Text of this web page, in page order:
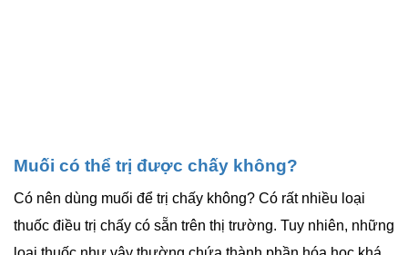
Muối có thể trị được chấy không?
Có nên dùng muối để trị chấy không? Có rất nhiều loại
thuốc điều trị chấy có sẵn trên thị trường. Tuy nhiên, những